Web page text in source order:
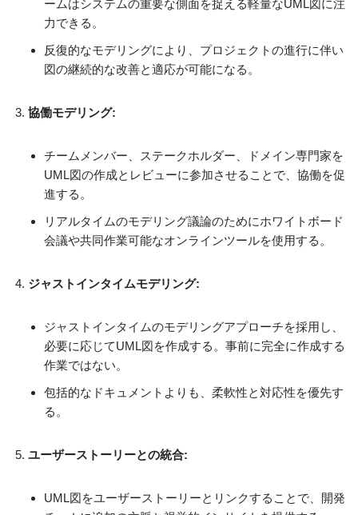
ームはシステムの重要な側面を捉える軽量なUML図に注
力できる。
反復的なモデリングにより、プロジェクトの進行に伴い
図の継続的な改善と適応が可能になる。
協働モデリング:
チームメンバー、ステークホルダー、ドメイン専門家を
UML図の作成とレビューに参加させることで、協働を促
進する。
リアルタイムのモデリング議論のためにホワイトボード
会議や共同作業可能なオンラインツールを使用する。
ジャストインタイムモデリング:
ジャストインタイムのモデリングアプローチを採用し、
必要に応じてUML図を作成する。事前に完全に作成する
作業ではない。
包括的なドキュメントよりも、柔軟性と対応性を優先す
る。
ユーザーストーリーとの統合:
UML図をユーザーストーリーとリンクすることで、開発